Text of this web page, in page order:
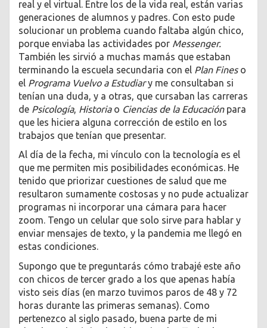
real y el virtual. Entre los de la vida real, están varias
generaciones de alumnos y padres. Con esto pude
solucionar un problema cuando faltaba algún chico,
porque enviaba las actividades por Messenger.
También les sirvió a muchas mamás que estaban
terminando la escuela secundaria con el Plan Fineso
el Programa Vuelvo a Estudiary me consultaban si
tenían una duda, y a otras, que cursaban las carreras
de Psicología, Historiao Ciencias de la Educaciónpara
que les hiciera alguna corrección de estilo en los
trabajos que tenían que presentar.
Al día de la fecha, mi vínculo con la tecnología es el
que me permiten mis posibilidades económicas. He
tenido que priorizar cuestiones de salud que me
resultaron sumamente costosas y no pude actualizar
programas ni incorporar una cámara para hacer
zoom. Tengo un celular que solo sirve para hablar y
enviar mensajes de texto, y la pandemia me llegó en
estas condiciones.
Supongo que te preguntarás cómo trabajé este año
con chicos de tercer grado a los que apenas había
visto seis días (en marzo tuvimos paros de 48 y 72
horas durante las primeras semanas). Como
pertenezco al siglo pasado, buena parte de mi